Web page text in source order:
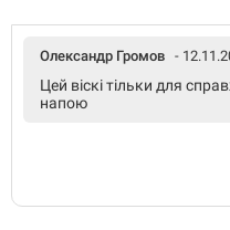
Олександр Громов -
Цей віскі тільки для
напою